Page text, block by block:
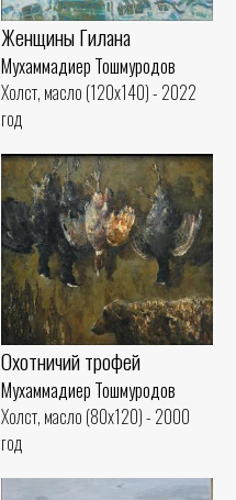
Женщины Гилана
Мухаммадиер Тошмуродов
Холст, масло (120x140) - 2022
год
Охотничий трофей
Мухаммадиер Тошмуродов
Холст, масло (80x120) - 2000
год